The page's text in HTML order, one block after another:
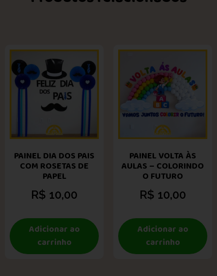
PAINEL DIA DOS PAIS
COM ROSETAS DE
PAPEL
R$ 10,00
Adicionar ao
carrinho
PAINEL VOLTA ÀS
AULAS – COLORINDO
O FUTURO
R$ 10,00
Adicionar ao
carrinho